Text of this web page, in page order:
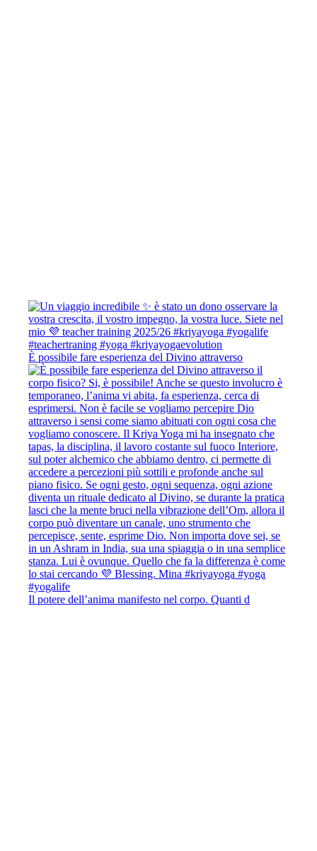
È possibile fare esperienza del Divino attraverso
Il potere dell’anima manifesto nel corpo. Quanti d